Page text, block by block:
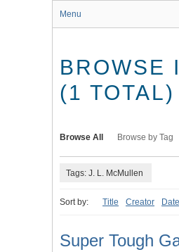
Menu
BROWSE
(1 TOTAL)
Browse All Browse by Tag
Tags: J. L. McMullen
Sort by: Title Creator
Super Tough